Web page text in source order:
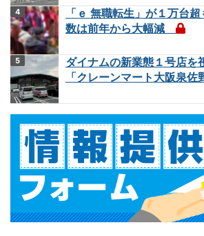
「ｅ 無職転生」が１万台
数は前年から大幅減
ダイナムの新業態１号店を
「クレーンマート大阪泉